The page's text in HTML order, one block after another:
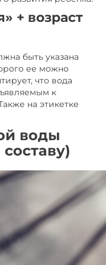
+ возраст
быть указана
ее можно
что вода
к
на этикетке
воды